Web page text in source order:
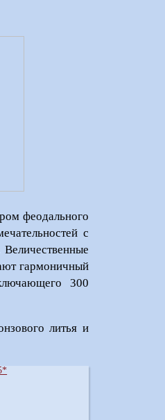
феодального
с
гармоничный
300
литья и